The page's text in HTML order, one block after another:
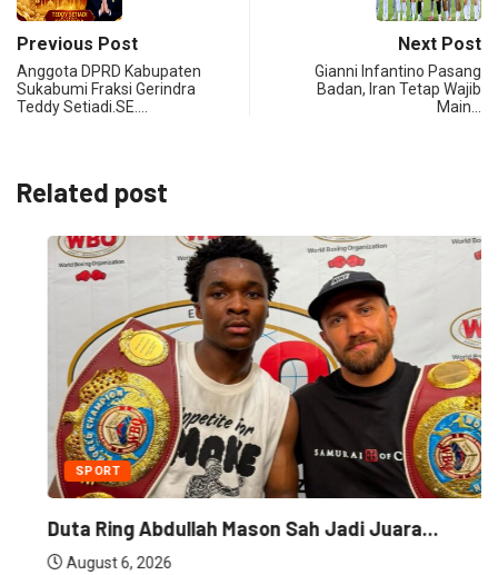
Previous Post
Anggota DPRD Kabupaten
Sukabumi Fraksi Gerindra
Teddy Setiadi.SE.…
Next Post
Gianni Infantino Pasang
Badan, Iran Tetap Wajib
Main…
Related post
SPORT
Duta Ring Abdullah Mason Sah Jadi Juara...
August 6, 2026